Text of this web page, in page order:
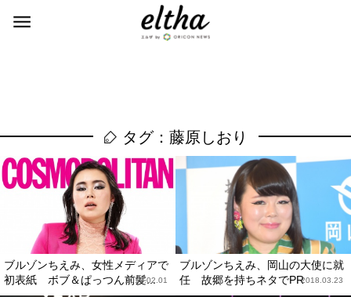
タグ：藤原しおり
ブルゾンちえみ、女性メディアで
初表紙 ボブ＆ぱっつん前髪...
2019.02.01
ブルゾンちえみ、岡山の大使に就
任 故郷を持ちネタでPR2018.03.23